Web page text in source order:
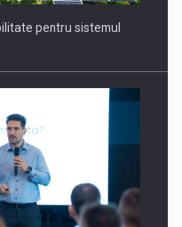
STRATEGY-Finantare
pentru sistemul